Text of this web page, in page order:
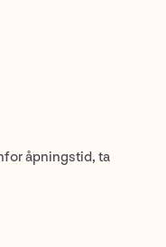
åpningstid, ta